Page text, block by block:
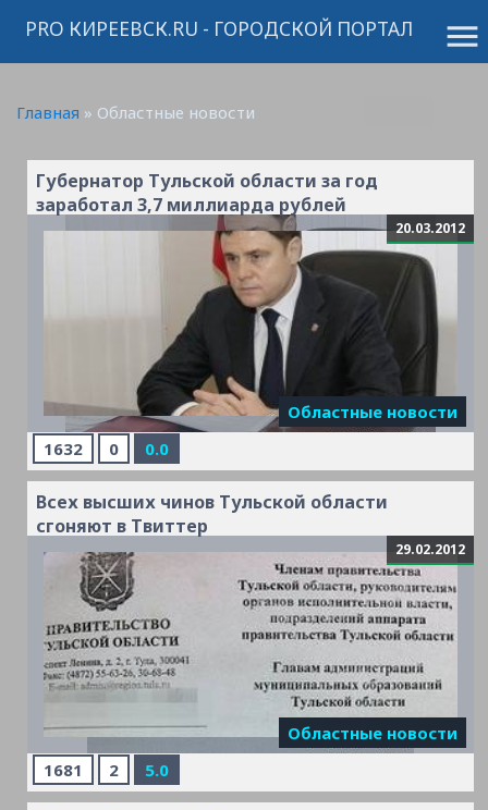
menu
PRO КИРЕЕВСК.RU - ГОРОДСКОЙ ПОРТАЛ
Главная » Областные новости
Губернатор Тульской области за год
заработал 3,7 миллиарда рублей
Читать
дальше »
1632 0 0.0
20.03.2012
Областные новости
Всех высших чинов Тульской области
сгоняют в Твиттер
1681 2 5.0
29.02.2012
Областные новости